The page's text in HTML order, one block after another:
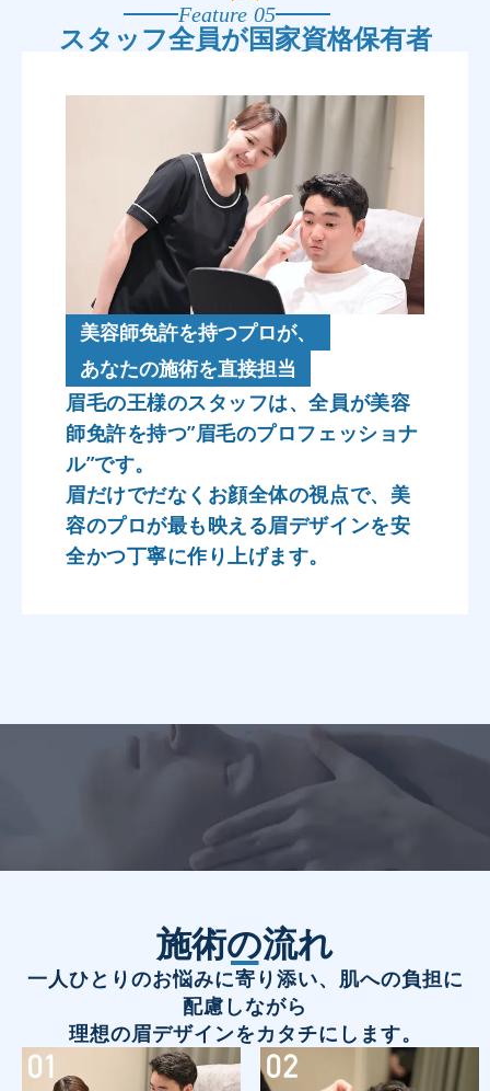
Feature 05
スタッフ全員が国家資格保有者
美容師免許を持つプロが、
あなたの施術を直接担当
眉毛の王様のスタッフは、全員が美容
師免許を持つ”眉毛のプロフェッショナ
ル”です。
眉だけでだなくお顔全体の視点で、美
容のプロが最も映える眉デザインを安
全かつ丁寧に作り上げます。
施術の流れ
一人ひとりのお悩みに寄り添い、肌への負担に
配慮しながら
理想の眉デザインをカタチにします。